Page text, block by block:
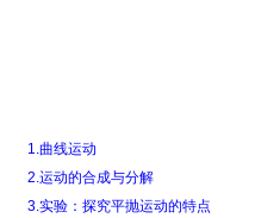
1.曲线运动
2.运动的合成与分解
3.实验：探究平抛运动的特点